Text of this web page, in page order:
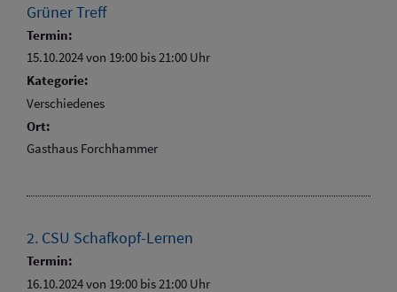
Grüner Treff
Termin:
15.10.2024 von 19:00 bis 21:00 Uhr
Kategorie:
Verschiedenes
Ort:
Gasthaus Forchhammer
2. CSU Schafkopf-Lernen
Termin:
16.10.2024 von 19:00 bis 21:00 Uhr